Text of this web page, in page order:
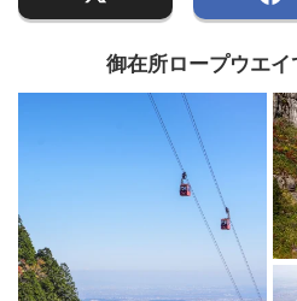
御在所ロープウエ